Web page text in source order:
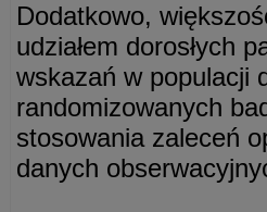
Dodatkowo,
udziałem dorosłych
wskazań w populacji
randomizowanych
stosowania zaleceń
danych